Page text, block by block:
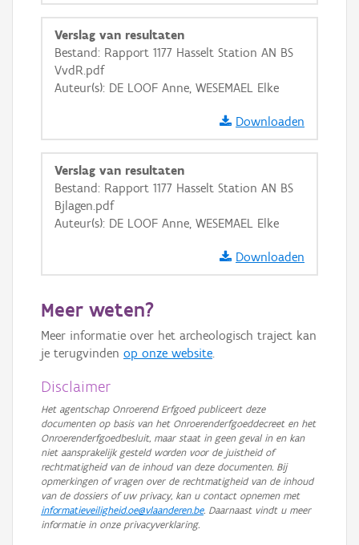
Basis Lagen
OSM-Basiskaart
GRB-Basiskaart
GRB-Basiskaart in grijswaarden
Verslag van resultaten
Bestand: Rapport 1177 Hasselt Station AN BS
VvdR.pdf
Auteur(s): DE LOOF Anne, WESEMAEL Elke
Downloaden
Verslag van resultaten
Bestand: Rapport 1177 Hasselt Station AN BS
Bjlagen.pdf
Auteur(s): DE LOOF Anne, WESEMAEL Elke
Downloaden
Meer weten?
Meer informatie over het archeologisch traject kan
je terugvinden op onze website.
Disclaimer
Het agentschap Onroerend Erfgoed publiceert deze
documenten op basis van het Onroerenderfgoeddecreet en het
Onroerenderfgoedbesluit, maar staat in geen geval in en kan
niet aansprakelijk gesteld worden voor de juistheid of
rechtmatigheid van de inhoud van deze documenten. Bij
opmerkingen of vragen over de rechtmatigheid van de inhoud
van de dossiers of uw privacy, kan u contact opnemen met
informatieveiligheid.oe@vlaanderen.be. Daarnaast vindt u meer
informatie in onze privacyverklaring.